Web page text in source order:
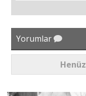
Yorumlar